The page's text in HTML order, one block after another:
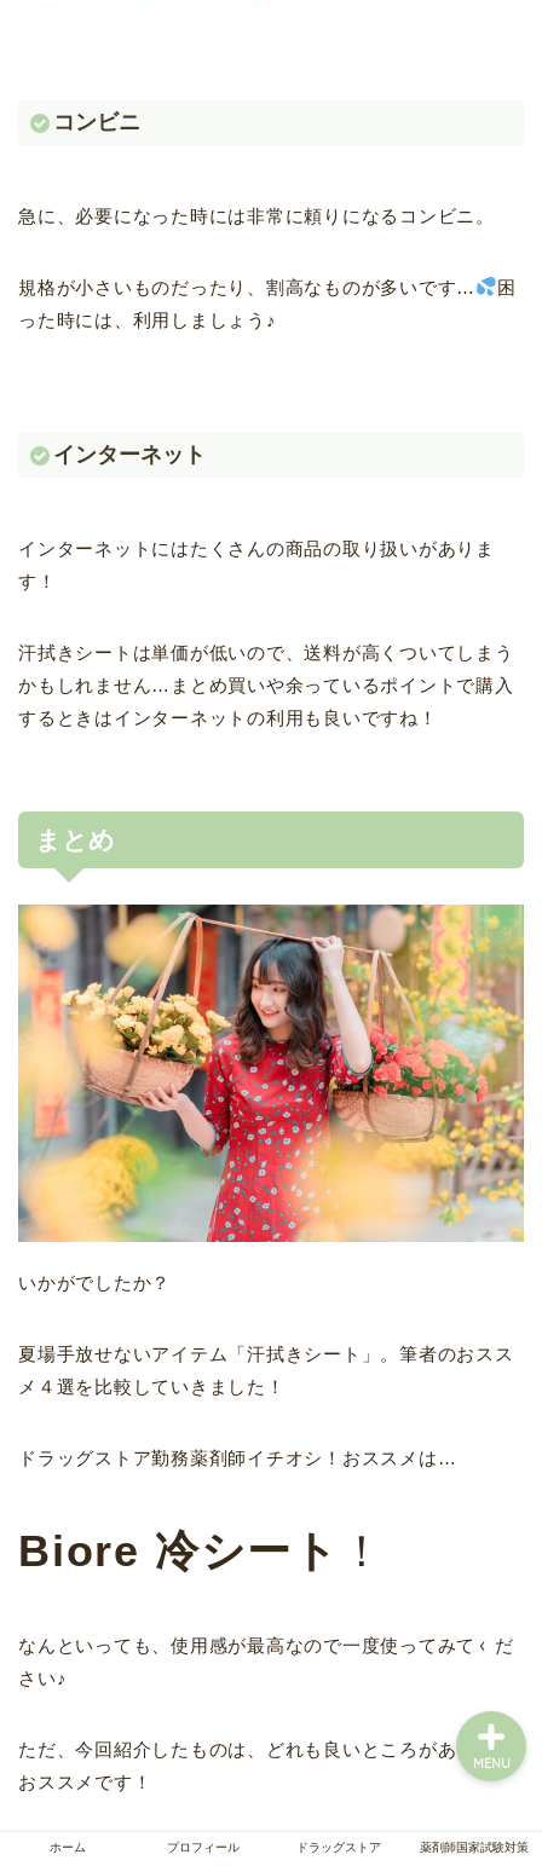
コンビニ
急に、必要になった時には非常に頼りになるコンビニ。
規格が小さいものだったり、割高なものが多いです…
困
った時には、利用しましょう♪
インターネット
インターネットにはたくさんの商品の取り扱いがありま
す！
汗拭きシートは単価が低いので、送料が高くついてしまう
かもしれません…まとめ買いや余っているポイントで購入
するときはインターネットの利用も良いですね！
まとめ
いかがでしたか？
夏場手放せないアイテム「汗拭きシート」。筆者のおスス
メ４選を比較していきました！
ドラッグストア勤務薬剤師イチオシ！おススメは…
Biore 冷シート ！
なんといっても、使用感が最高なので一度使ってみてくだ
さい♪
ただ、今回紹介したものは、どれも良いところがあり全部
おススメです！
ホーム プロフィール ドラッグストア 薬剤師国家試験対策
MENU
ドラッグストア